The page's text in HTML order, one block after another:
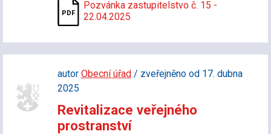
Pozvánka zastupitelstvo č. 15 -
22.04.2025
autor Obecní úřad/ zveřejněno od 17. dubna
2025
Revitalizace veřejného
prostranství